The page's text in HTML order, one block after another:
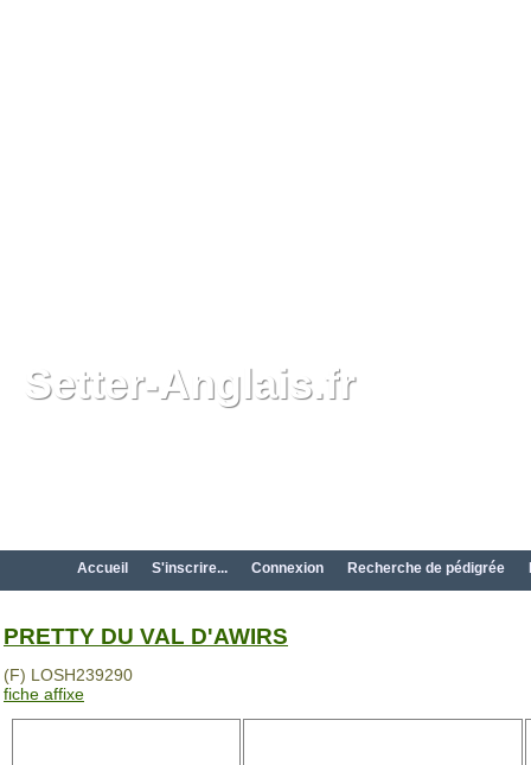
Setter-Anglais.fr
Accueil S'inscrire... Connexion Recherche de pédigrée
PRETTY DU VAL D'AWIRS
(F) LOSH239290
fiche affixe